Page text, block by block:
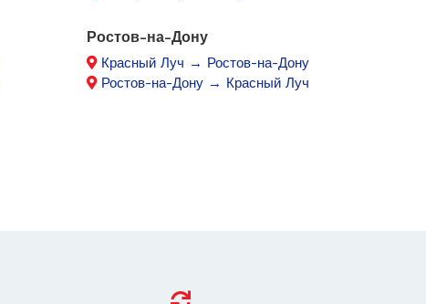
Ростов-на-Дону
Красный Луч → Ростов-на-Дону
Ростов-на-Дону → Красный Луч